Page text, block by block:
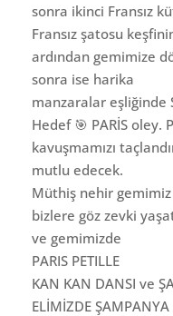
sonra ikinci Fransız
Fransız şatosu
ardından gemimize
sonra ise harika
manzaralar eşliğinde
Hedef 🎯 PARİS oley.
kavuşmamızı
mutlu edecek.
Müthiş nehir gemimiz
bizlere göz zevki
ve gemimizde
PARIS PETILLE
KAN KAN DANSI ve
ELİMİZDE